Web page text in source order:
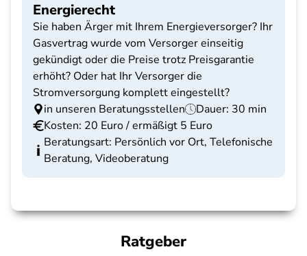
Energierecht
Sie haben Ärger mit Ihrem Energieversorger? Ihr
Gasvertrag wurde vom Versorger einseitig
gekündigt oder die Preise trotz Preisgarantie
erhöht? Oder hat Ihr Versorger die
Stromversorgung komplett eingestellt?
in unseren Beratungsstellen
Dauer: 30 min
Kosten: 20 Euro / ermäßigt 5 Euro
Beratungsart: Persönlich vor Ort, Telefonische
Beratung, Videoberatung
Ratgeber